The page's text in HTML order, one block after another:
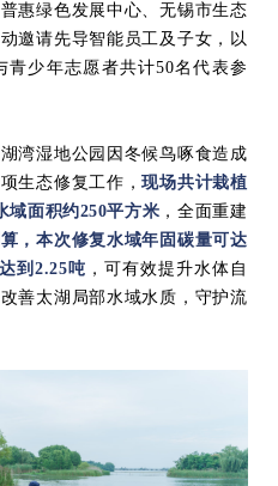
惠绿色发展中心、无锡市生态
邀请先导智能员工及子女，以
少年志愿者共计50名代表参
湾湿地公园因冬候鸟啄食造成
生态修复工作，现场共计栽植
域面积约250平方米 ，全面重建
，本次修复水域年固碳量可达
到2.25吨 ，可有效提升水体自
善太湖局部水域水质，守护流